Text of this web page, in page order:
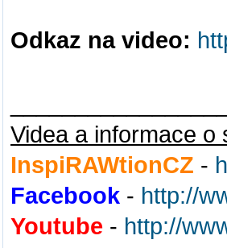
Odkaz na video:
Videa a informace
InspiRAWtionCZ -
Facebook - http://
Youtube - http://